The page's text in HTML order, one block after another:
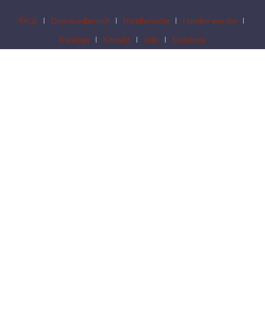
FAQs Downloadbereich Händlersuche
Händler werden
Kataloge
Kontakt Jobs Standorte